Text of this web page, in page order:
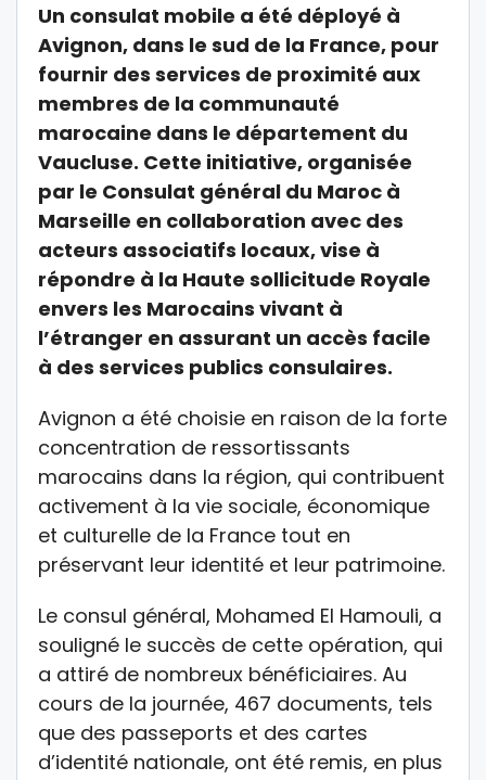
Un consulat mobile a été déployé à
Avignon, dans le sud de la France, pour
fournir des services de proximité aux
membres de la communauté
marocaine dans le département du
Vaucluse. Cette initiative, organisée
par le Consulat général du Maroc à
Marseille en collaboration avec des
acteurs associatifs locaux, vise à
répondre à la Haute sollicitude Royale
envers les Marocains vivant à
l’étranger en assurant un accès facile
à des services publics consulaires.
Avignon a été choisie en raison de la forte
concentration de ressortissants
marocains dans la région, qui contribuent
activement à la vie sociale, économique
et culturelle de la France tout en
préservant leur identité et leur patrimoine.
Le consul général, Mohamed El Hamouli, a
souligné le succès de cette opération, qui
a attiré de nombreux bénéficiaires. Au
cours de la journée, 467 documents, tels
que des passeports et des cartes
d’identité nationale, ont été remis, en plus